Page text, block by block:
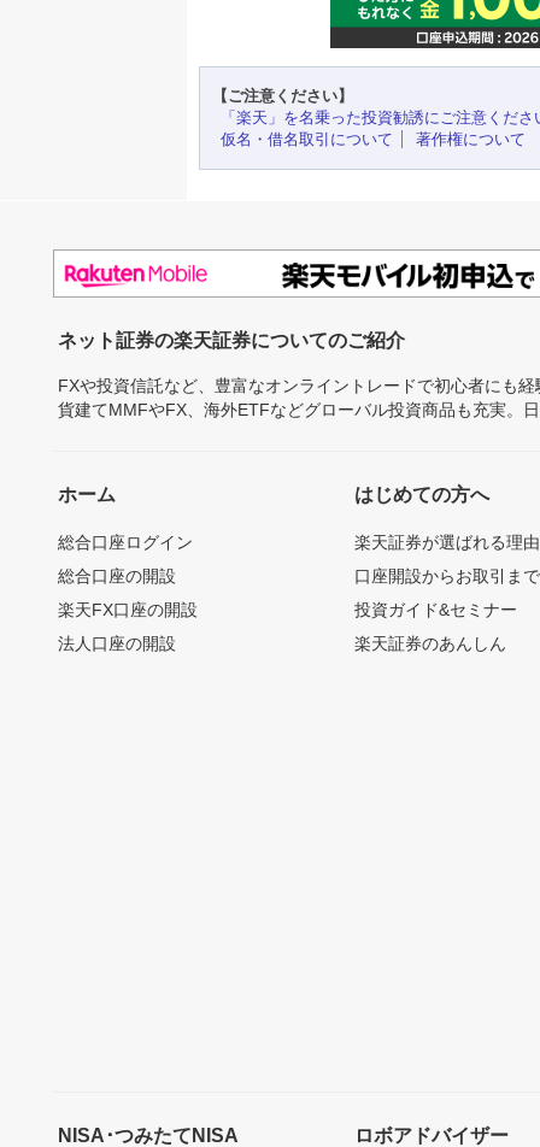
【ご注意ください】
「楽天」を名乗った投資勧誘にご注意くださ
仮名・借名取引について
著作権について
ネット証券の楽天証券についてのご紹介
FXや投資信託など、豊富なオンライントレードで初心者にも
貨建てMMFやFX、海外ETFなどグローバル投資商品も充実。
ホーム
総合口座ログイン
総合口座の開設
楽天FX口座の開設
法人口座の開設
はじめての方へ
楽天証券が選ばれる理由
口座開設からお取引ま
投資ガイド&セミナー
楽天証券のあんしん
NISA･つみたてNISA ロボアドバイザー